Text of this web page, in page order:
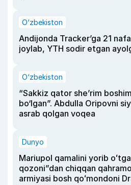
O‘zbekiston
Andijonda Tracker’ga 21
joylab, YTH sodir etgan
O‘zbekiston
“Sakkiz qator she’rim
bo‘lgan”. Abdulla Oripovni
asrab qolgan voqea
Dunyo
Mariupol qamalini yorib
qozoni”dan chiqqan
armiyasi bosh qoʻmondoni